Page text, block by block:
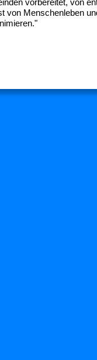
vorbereitet, von
von Menschenleben